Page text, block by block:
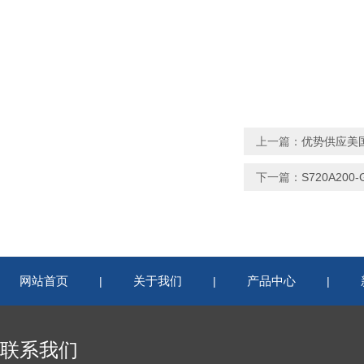
上一篇： 优势供应美
下一篇： S720A200-
网站首页 | 关于我们 | 产品中心 |
联系我们